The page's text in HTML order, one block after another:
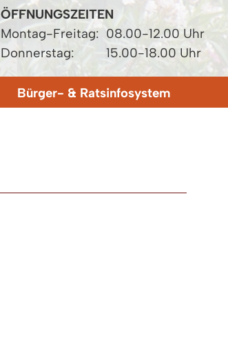
ÖFFNUNGSZEITEN
Montag-Freitag: 08.00-12.00 Uhr
Donnerstag:
15.00-18.00 Uhr
Bürger- & Ratsinfosystem